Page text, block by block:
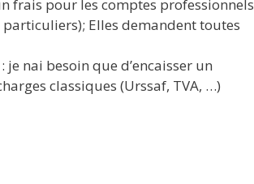
frais pour les comptes professionnels
Elles demandent toutes
nai besoin que d’encaisser un
classiques (Urssaf, TVA, …)